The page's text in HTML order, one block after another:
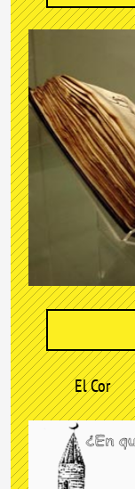
El Cor